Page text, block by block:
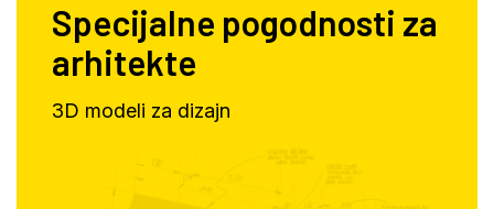
Specijalne pogodnosti za
arhitekte
3D modeli za dizajn